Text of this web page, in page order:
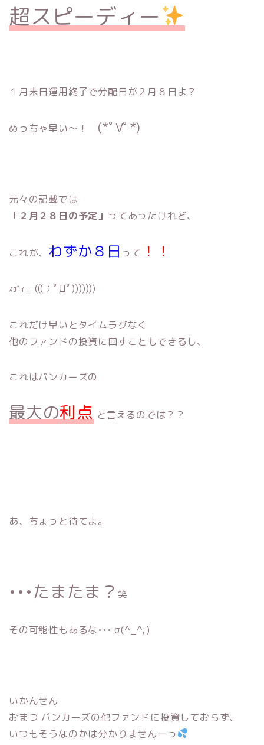
超スピーディー
１月末日運用終了で分配日が２月８日よ？
めっちゃ早い〜！ (*ﾟ∀ﾟ*)
元々の記載では
「 ２月２８日の予定」 ってあったけれど、
これが、 わずか８日 って ！！
ｽｺﾞｲ‼︎ (((；ﾟДﾟ)))))))
これだけ早いとタイムラグなく
他のファンドの投資に回すこともできるし、
これはバンカーズの
最大の利点 と言えるのでは？？
あ、ちょっと待てよ。
•••たまたま？ 笑
その可能性もあるな••• σ(^_^;)
いかんせん
おまつ バンカーズの他ファンドに投資しておらず、
いつもそうなのかは分かりませんーっ